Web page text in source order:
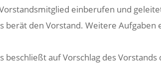
einberufen und
berät den Vorstand. Weitere Aufgaben
beschließt auf Vorschlag des Vorstands